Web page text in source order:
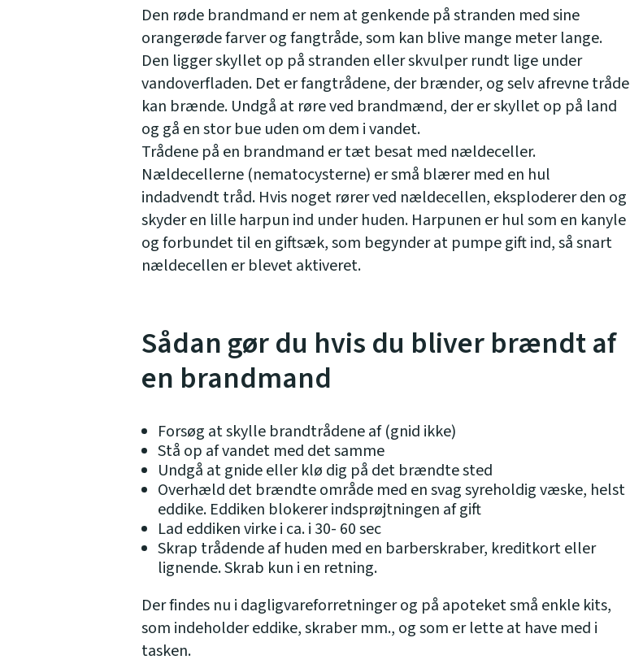
Den røde brandmand er nem at genkende på stranden med sine
orangerøde farver og fangtråde, som kan blive mange meter lange.
Den ligger skyllet op på stranden eller skvulper rundt lige under
vandoverfladen. Det er fangtrådene, der brænder, og selv afrevne tråde
kan brænde. Undgå at røre ved brandmænd, der er skyllet op på land
og gå en stor bue uden om dem i vandet.
Trådene på en brandmand er tæt besat med nældeceller.
Nældecellerne (nematocysterne) er små blærer med en hul
indadvendt tråd. Hvis noget rører ved nældecellen, eksploderer den og
skyder en lille harpun ind under huden. Harpunen er hul som en kanyle
og forbundet til en giftsæk, som begynder at pumpe gift ind, så snart
nældecellen er blevet aktiveret.
Sådan gør du hvis du bliver brændt af
en brandmand
Forsøg at skylle brandtrådene af (gnid ikke)
Stå op af vandet med det samme
Undgå at gnide eller klø dig på det brændte sted
Overhæld det brændte område med en svag syreholdig væske, helst
eddike. Eddiken blokerer indsprøjtningen af gift
Lad eddiken virke i ca. i 30- 60 sec
Skrap trådende af huden med en barberskraber, kreditkort eller
lignende. Skrab kun i en retning.
Der findes nu i dagligvareforretninger og på apoteket små enkle kits,
som indeholder eddike, skraber mm., og som er lette at have med i
tasken.